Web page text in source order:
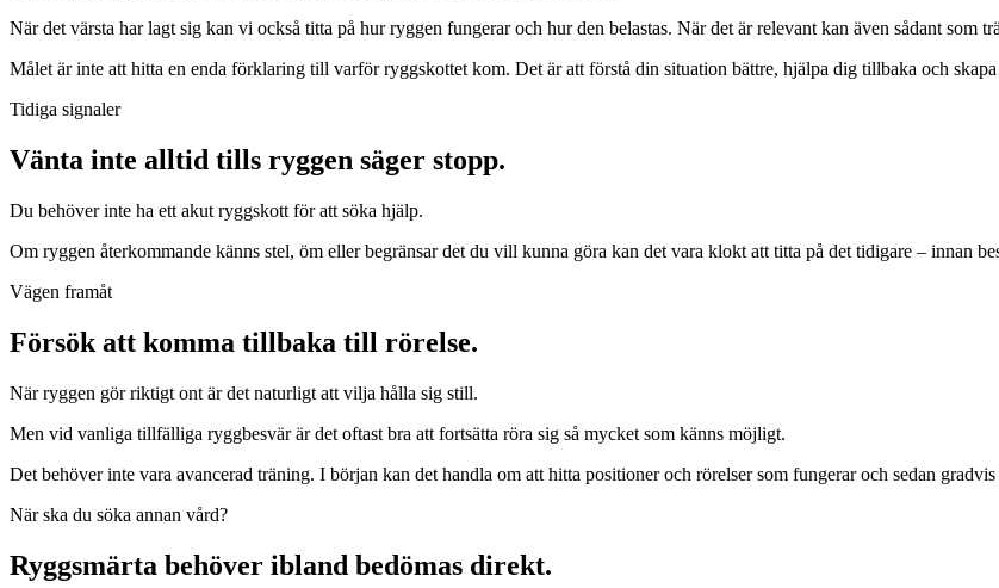
När det värsta har lagt sig kan vi också titta på hur ryggen fungerar och hur den belastas. När det är relevant kan även sådant som
Målet är inte att hitta en enda förklaring till varför ryggskottet kom. Det är att förstå din situation bättre, hjälpa dig tillbaka och
Tidiga signaler
Vänta inte alltid tills ryggen säger stopp.
Du behöver inte ha ett akut ryggskott för att söka hjälp.
Om ryggen återkommande känns stel, öm eller begränsar det du vill kunna göra kan det vara klokt att titta på det tidigare – innan
Vägen framåt
Försök att komma tillbaka till rörelse.
När ryggen gör riktigt ont är det naturligt att vilja hålla sig still.
Men vid vanliga tillfälliga ryggbesvär är det oftast bra att fortsätta röra sig så mycket som känns möjligt.
Det behöver inte vara avancerad träning. I början kan det handla om att hitta positioner och rörelser som fungerar och sedan gradvis
När ska du söka annan vård?
Ryggsmärta behöver ibland bedömas direkt.